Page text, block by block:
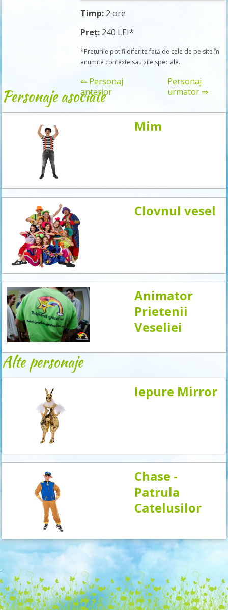
Timp: 2 ore
Preț: 240 LEI*
*Prețurile pot fi diferite față de cele de pe site în
anumite contexte sau zile speciale.
Rezervă
⇐ Personaj
anterior
Personaj
urmator ⇒
Personaje asociate
Mim
Clovnul vesel
Animator
Prietenii
Veseliei
Alte personaje
Iepure Mirror
Chase -
Patrula
Catelusilor